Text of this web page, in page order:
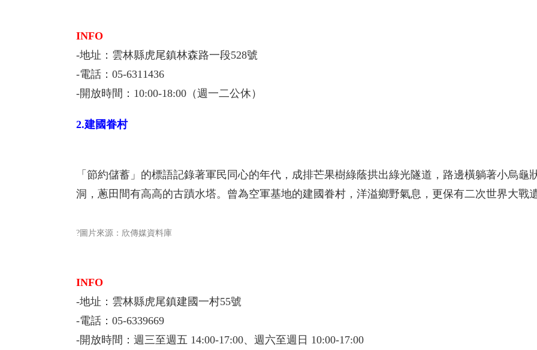
INFO
-地址：雲林縣虎尾鎮林森路一段528號
-電話：05-6311436
-開放時間：10:00-18:00（週一二公休）
2.建國眷村
「節約儲蓄」的標語記錄著軍民同心的年代，成排芒果樹綠蔭拱出綠光隧道，路邊橫躺著小烏龜
洞，蔥田間有高高的古蹟水塔。曾為空軍基地的建國眷村，洋溢鄉野氣息，更保有二次世界大戰
?圖片來源：欣傳媒資料庫
INFO
-地址：雲林縣虎尾鎮建國一村55號
-電話：05-6339669
-開放時間：週三至週五 14:00-17:00、週六至週日 10:00-17:00